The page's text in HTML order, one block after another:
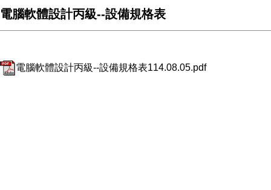
電腦軟體設計丙級--設備規格表
電腦軟體設計丙級--設備規格表114.08.05.pdf